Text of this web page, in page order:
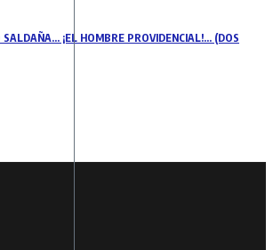
SALDAÑA… ¡EL HOMBRE PROVIDENCIAL!… (DOS